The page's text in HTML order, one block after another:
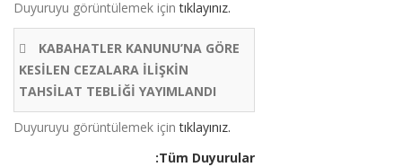
Duyuruyu görüntülemek içintıklayınız.
KABAHATLER KANUNU’NA GÖRE
KESİLEN CEZALARA İLİŞKİN
TAHSİLAT TEBLİĞİ YAYIMLANDI
Duyuruyu görüntülemek içintıklayınız.
:Tüm Duyurular